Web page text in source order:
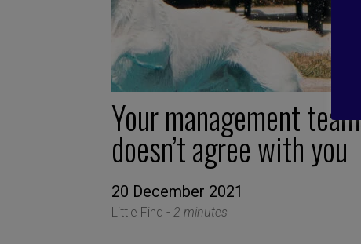
Your management team
doesn’t agree with you
20 December 2021
Little Find - 2 minutes